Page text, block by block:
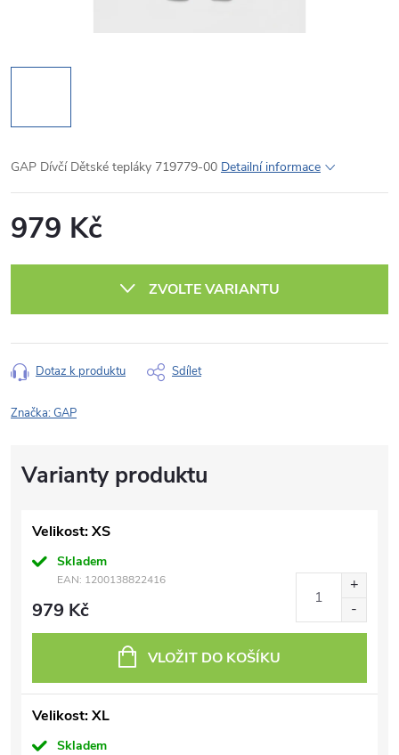
GAP Dívčí Dětské tepláky 719779-00 Detailní informace
979 Kč
ZVOLTE VARIANTU
Dotaz k produktu Sdílet
Značka:GAP
Velikost: XS
Skladem
EAN: 1200138822416
979 Kč
VLOŽIT DO KOŠÍKU
Velikost: XL
Skladem